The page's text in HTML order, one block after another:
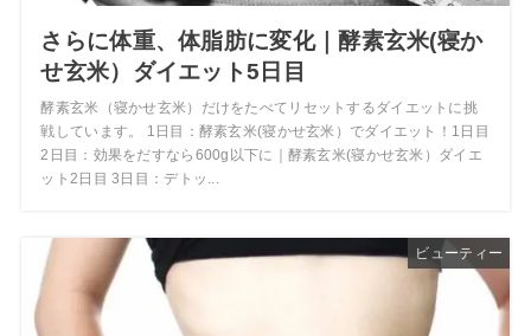
さらに体重、体脂肪に変化｜酵素玄米(寝か
せ玄米）ダイエット5日目
酵素玄米（寝かせ玄米）だけをたべてリセットするダイエットに挑
戦しています。 1日目：酵素玄米(寝かせ玄米）でダイエット！1日目
2日目：効果をだすなら600g以下に｜酵素玄米(寝かせ玄米）ダイエ
ット2日目 3日目：デトッ...
ビューティー